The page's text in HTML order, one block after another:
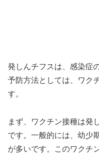
発しんチフスは、感染症
予防方法としては、ワク
す。
まず、ワクチン接種は発
です。一般的には、幼少
が多いです。このワクチ